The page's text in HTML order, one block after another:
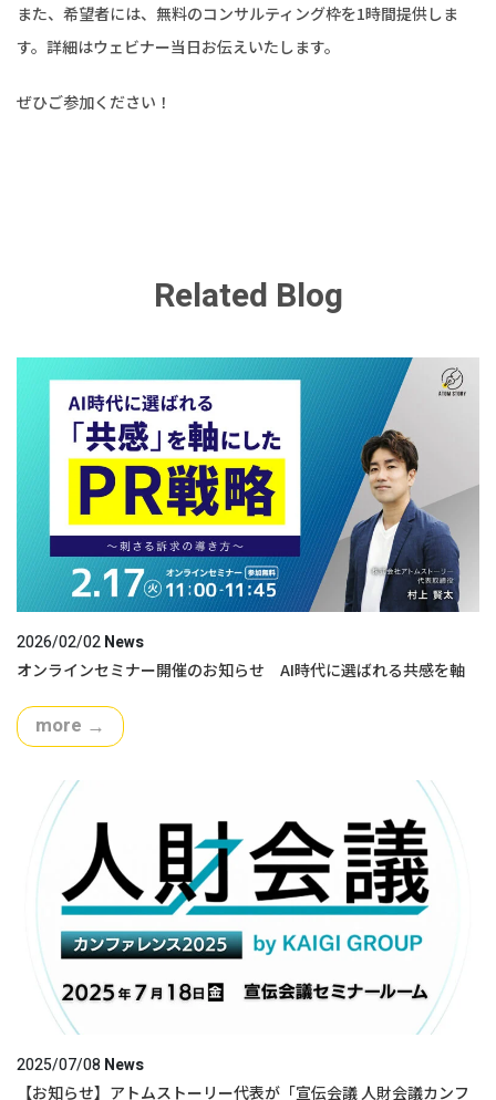
また、希望者には、無料のコンサルティング枠を1時間提供しま
す。詳細はウェビナー当日お伝えいたします。
ぜひご参加ください！
Related Blog
2026/02/02News
オンラインセミナー開催のお知らせ AI時代に選ばれる共感を軸
more →
2025/07/08 News
【お知らせ】アトムストーリー代表が「宣伝会議 人財会議カンフ